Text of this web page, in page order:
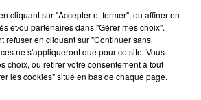
cliquant sur "Accepter et fermer", ou affiner en
et/ou partenaires dans "Gérer mes choix".
refuser en cliquant sur "Continuer sans
ne s'appliqueront que pour ce site. Vous
choix, ou retirer votre consentement à tout
les cookies" situé en bas de chaque page.